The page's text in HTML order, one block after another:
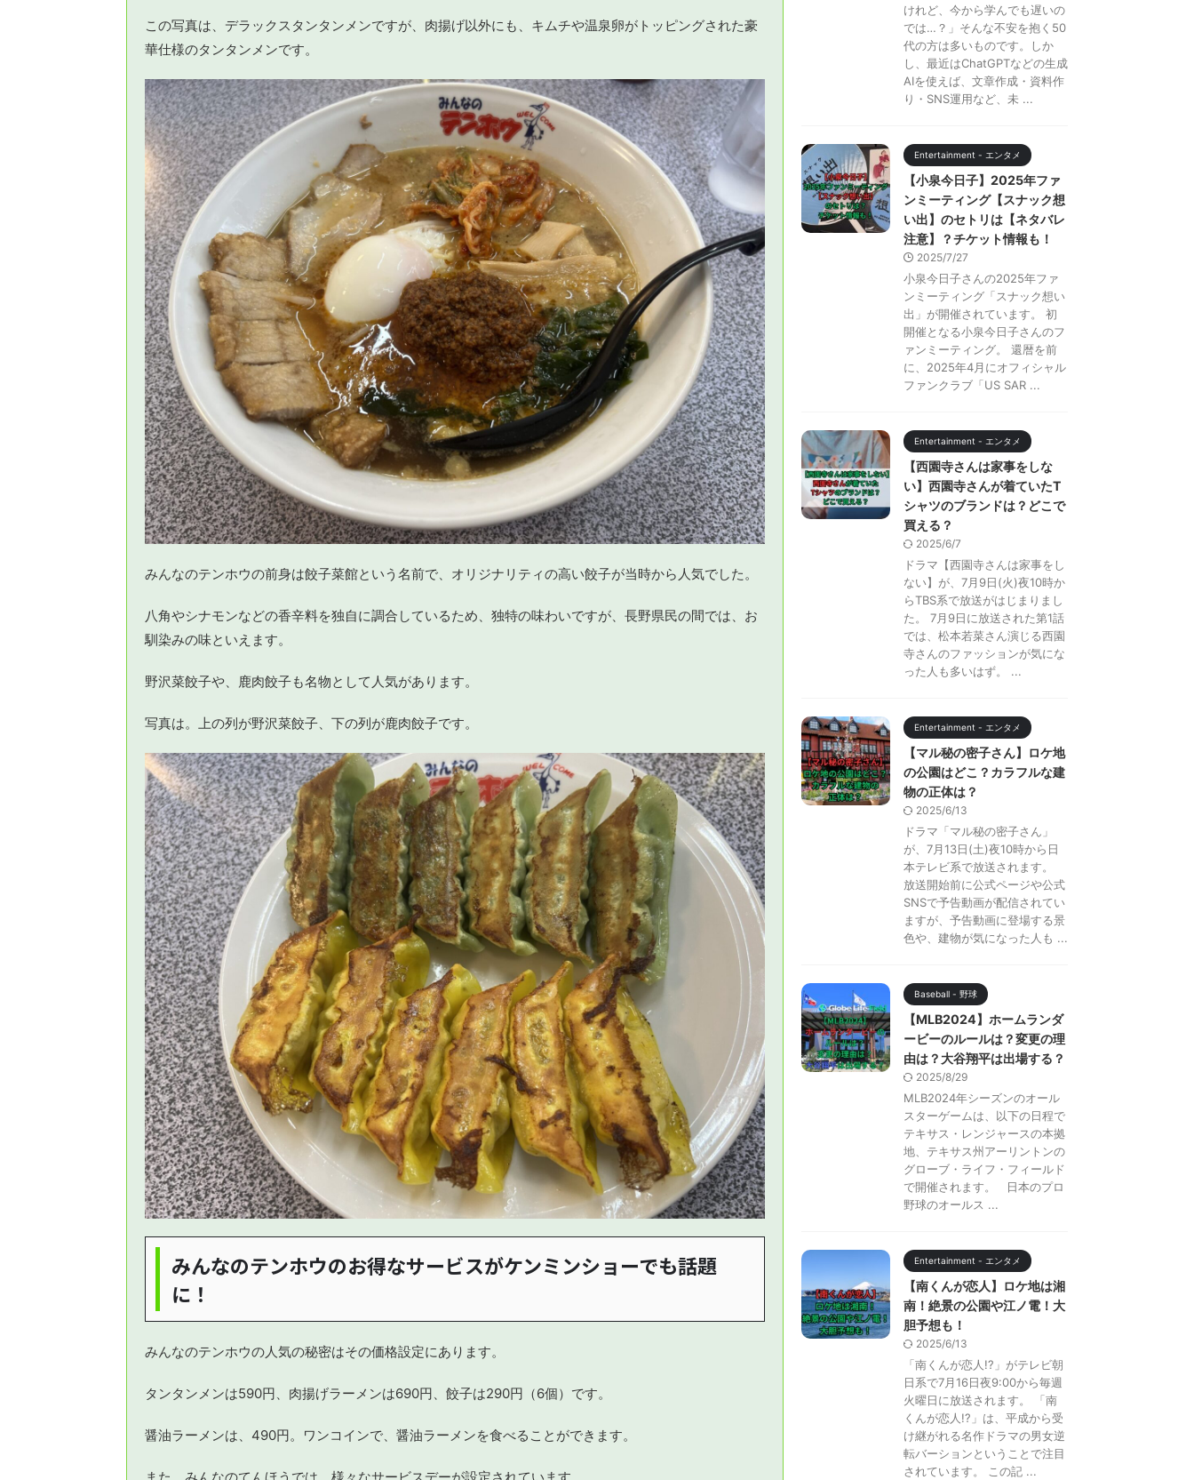
この写真は、デラックスタンタンメンですが、肉揚げ以外にも、キムチや温泉卵がトッピングされた豪
華仕様のタンタンメンです。
みんなのテンホウの前身は餃子菜館という名前で、オリジナリティの高い餃子が当時から人気でした。
八角やシナモンなどの香辛料を独自に調合しているため、独特の味わいですが、長野県民の間では、お
馴染みの味といえます。
野沢菜餃子や、鹿肉餃子も名物として人気があります。
写真は。上の列が野沢菜餃子、下の列が鹿肉餃子です。
みんなのテンホウのお得なサービスがケンミンショーでも話題
に！
みんなのテンホウの人気の秘密はその価格設定にあります。
タンタンメンは590円、肉揚げラーメンは690円、餃子は290円（6個）です。
醤油ラーメンは、490円。ワンコインで、醤油ラーメンを食べることができます。
けれど、今から学んでも遅いの
では…？」そんな不安を抱く50
代の方は多いものです。しか
し、最近はChatGPTなどの生成
AIを使えば、文章作成・資料作
り・SNS運用など、未 ...
Entertainment - エンタメ
【小泉今日子】2025年ファ
ンミーティング【スナック想
い出】のセトリは【ネタバレ
注意】？チケット情報も！
2025/7/27
小泉今日子さんの2025年ファ
ンミーティング「スナック想い
出」が開催されています。 初
開催となる小泉今日子さんのフ
ァンミーティング。 還暦を前
に、2025年4月にオフィシャル
ファンクラブ「US SAR ...
Entertainment - エンタメ
【西園寺さんは家事をしな
い】西園寺さんが着ていたT
シャツのブランドは？どこで
買える？
2025/6/7
ドラマ【西園寺さんは家事をし
ない】が、7月9日(火)夜10時か
らTBS系で放送がはじまりまし
た。 7月9日に放送された第1話
では、松本若菜さん演じる西園
寺さんのファッションが気にな
った人も多いはず。 ...
Entertainment - エンタメ
【マル秘の密子さん】ロケ地
の公園はどこ？カラフルな建
物の正体は？
2025/6/13
ドラマ「マル秘の密子さん」
が、7月13日(土)夜10時から日
本テレビ系で放送されます。
放送開始前に公式ページや公式
SNSで予告動画が配信されてい
ますが、予告動画に登場する景
色や、建物が気になった人も ...
Baseball - 野球
【MLB2024】ホームランダ
ービーのルールは？変更の理
由は？大谷翔平は出場する？
2025/8/29
MLB2024年シーズンのオール
スターゲームは、以下の日程で
テキサス・レンジャースの本拠
地、テキサス州アーリントンの
グローブ・ライフ・フィールド
で開催されます。 日本のプロ
野球のオールス ...
Entertainment - エンタメ
【南くんが恋人】ロケ地は湘
南！絶景の公園や江ノ電！大
胆予想も！
2025/6/13
「南くんが恋人!?」がテレビ朝
日系で7月16日夜9:00から毎週
火曜日に放送されます。 「南
くんが恋人!?」は、平成から受
け継がれる名作ドラマの男女逆
転バーションということで注目
されています。 この記 ...